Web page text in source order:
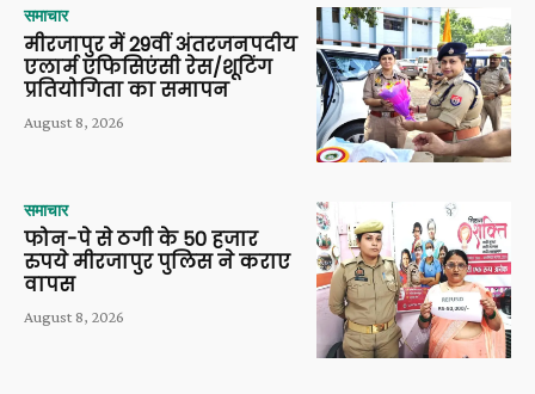
समाचार
मीरजापुर में 29वीं अंतरजनपदीय
एलार्म एफिसिएंसी रेस/शूटिंग
प्रतियोगिता का समापन
August 8, 2026
समाचार
फोन-पे से ठगी के 50 हजार
रुपये मीरजापुर पुलिस ने कराए
वापस
August 8, 2026